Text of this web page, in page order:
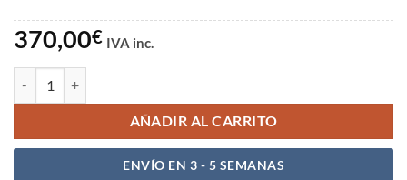
370,00€ IVA inc.
AÑADIR AL CARRITO
ENVÍO EN 3 - 5 SEMANAS